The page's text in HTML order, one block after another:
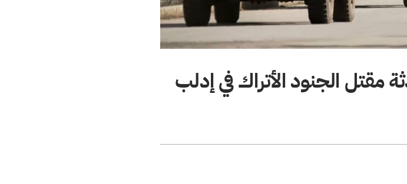
مقتل الجنود الأتراك في إدلب